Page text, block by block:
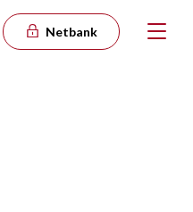
Netbank